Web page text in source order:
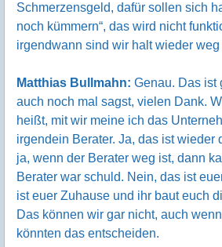
Schmerzensgeld, dafür sollen sich
noch kümmern“, das wird nicht
irgendwann sind wir halt wieder
Matthias Bullmahn: Genau. Das ist
auch noch mal sagst, vielen Dank.
heißt, mit wir meine ich das
irgendein Berater. Ja, das ist wieder
ja, wenn der Berater weg ist, dann
Berater war schuld. Nein, das ist
ist euer Zuhause und ihr baut euch
Das können wir gar nicht, auch
könnten das entscheiden.